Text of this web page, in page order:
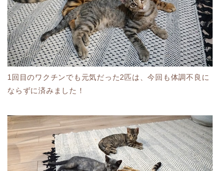
1回目のワクチンでも元気だった2匹は、今回も体調不良に
ならずに済みました！